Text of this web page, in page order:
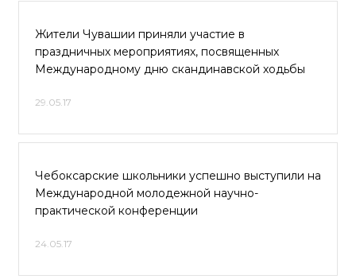
Жители Чувашии приняли участие в
праздничных мероприятиях, посвященных
Международному дню скандинавской ходьбы
29.05.17
Чебоксарские школьники успешно выступили на
Международной молодежной научно-
практической конференции
24.05.17